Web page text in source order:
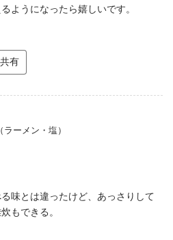
ようになったら嬉しいです。
有
ーメン・塩）
味とは違ったけど、あっさりして
もできる。